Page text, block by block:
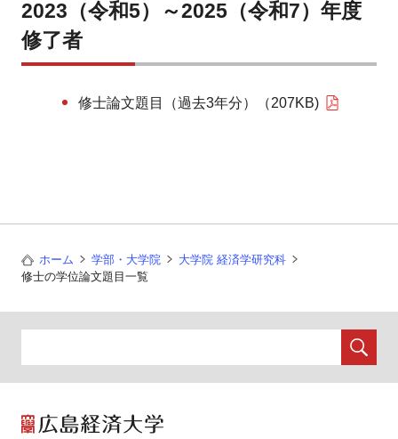
2023（令和5）～2025（令和7）年度
修了者
修士論文題目（過去3年分）（207KB)
ホーム 学部・大学院
大学院 経済学研究科
修士の学位論文題目一覧